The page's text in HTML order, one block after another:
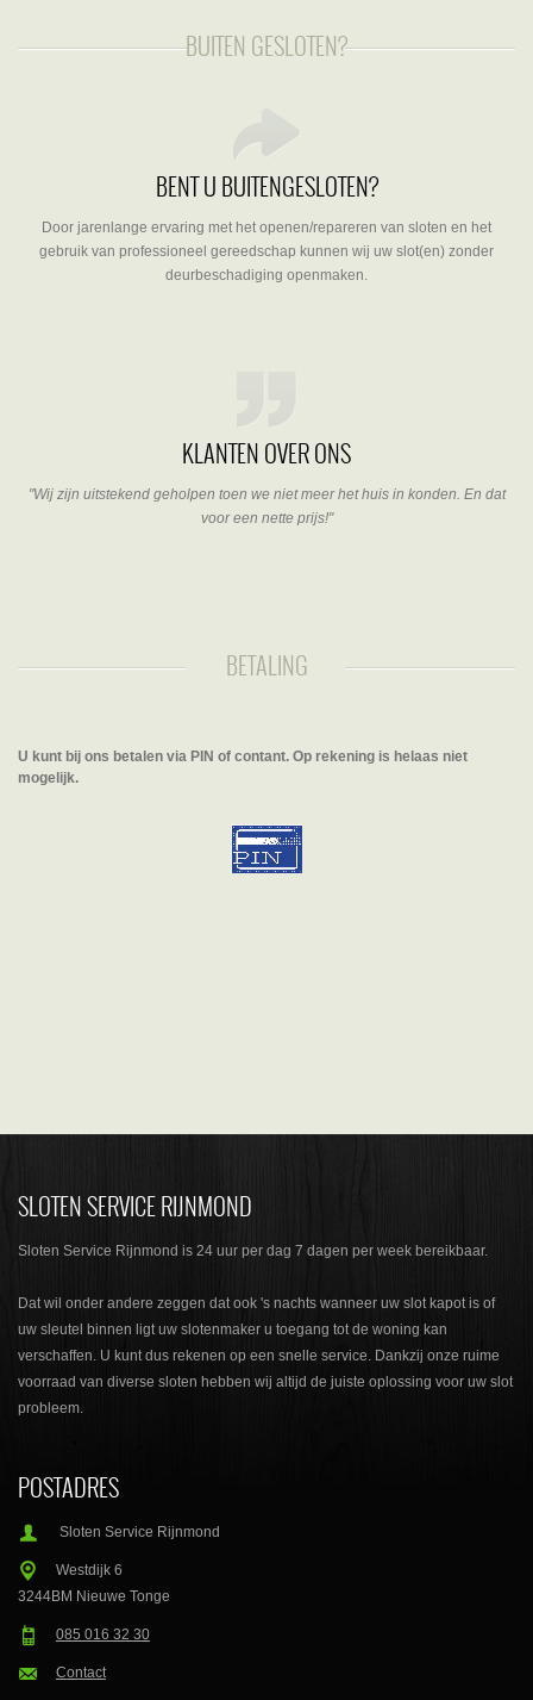
BUITEN GESLOTEN?
BENT U BUITENGESLOTEN?
Door jarenlange ervaring met het openen/repareren van sloten en het
gebruik van professioneel gereedschap kunnen wij uw slot(en) zonder
deurbeschadiging openmaken.
KLANTEN OVER ONS
"Wij zijn uitstekend geholpen toen we niet meer het huis in konden. En dat
voor een nette prijs!"
BETALING
U kunt bij ons betalen via PIN of contant. Op rekening is helaas niet
mogelijk.
SLOTEN SERVICE RIJNMOND
Sloten Service Rijnmond is 24 uur per dag 7 dagen per week bereikbaar.
Dat wil onder andere zeggen dat ook 's nachts wanneer uw slot kapot is of
uw sleutel binnen ligt uw slotenmaker u toegang tot de woning kan
verschaffen. U kunt dus rekenen op een snelle service. Dankzij onze ruime
voorraad van diverse sloten hebben wij altijd de juiste oplossing voor uw slot
probleem.
POSTADRES
Sloten Service Rijnmond
Westdijk 6
3244BM Nieuwe Tonge
085 016 32 30
Contact